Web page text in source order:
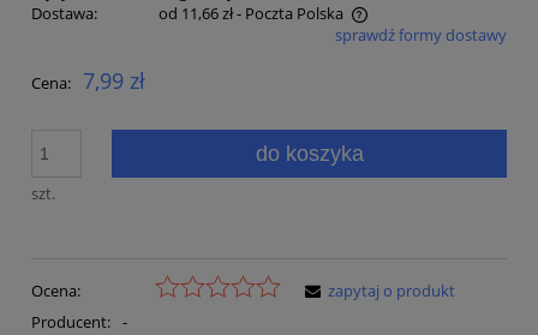
Dostawa:
od 11,66 zł- Poczta Polska
Cena nie zawiera ewentualnych kosztów płatnościsprawdź formy dostawy
Cena: 7,99 zł
szt.
do koszyka
Ocena:
Producent: -
zapytaj o produkt